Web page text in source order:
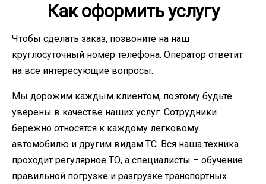
Как оформить услугу
Чтобы сделать заказ, позвоните на наш
круглосуточный номер телефона. Оператор ответит
на все интересующие вопросы.
Мы дорожим каждым клиентом, поэтому будьте
уверены в качестве наших услуг. Сотрудники
бережно относятся к каждому легковому
автомобилю и другим видам ТС. Вся наша техника
проходит регулярное ТО, а специалисты – обучение
правильной погрузке и разгрузке транспортных